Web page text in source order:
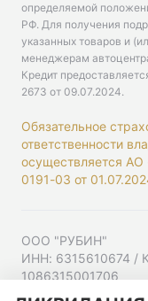
определяемой
РФ. Для получения
указанных товаров и
менеджерам
Кредит
2673 от 09.07.2024.
Обязательное
ответственности
осуществляется
0191-03 от
ООО "РУБИН"
ИНН: 6315610674 /
1086315001706